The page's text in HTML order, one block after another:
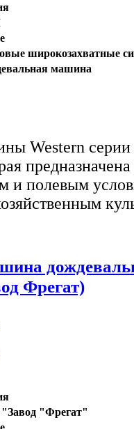
широкозахватные
машина
Western серии
и полевым
Фрегат)
"Фрегат"